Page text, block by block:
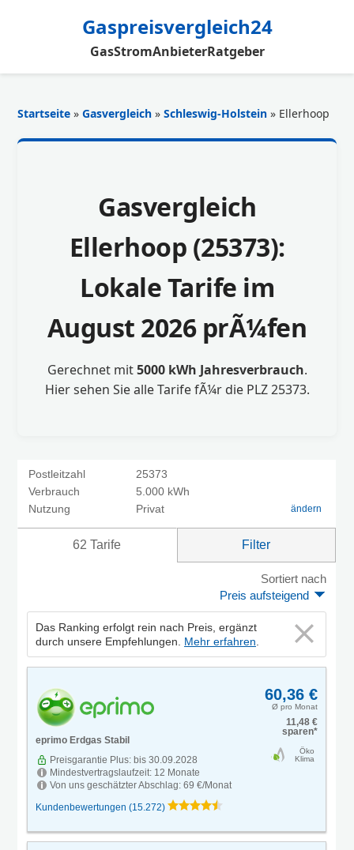
Gaspreisvergleich24
GasStromAnbieterRatgeber
Startseite »Gasvergleich »Schleswig-Holstein » Ellerhoop
Gasvergleich
Ellerhoop (25373):
Lokale Tarife im
August 2026 prÃ¼fen
Gerechnet mit5000 kWh Jahresverbrauch.
Hier sehen Sie alle Tarife fÃ¼r die PLZ 25373.